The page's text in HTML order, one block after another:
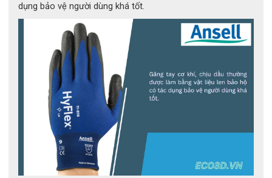
Ứng dụng
Bảo vệ bàn tay là điều cần thiết để làm việc an toàn hơn,
trong khi đảm bảo sự thoải mái là điều tối quan trọng
để hoàn thành tốt công việc. Với ý nghĩ này, găng tay
HyFlex 11-818 đã được thiết kế với lớp phủ FORTIX
thoáng khí, có khả năng chống mài mòn cấp độ 4 theo
EN 388. Chúng cũng mang lại cảm giác chắc chắn cho
làn da thứ hai để cải thiện sự linh hoạt và khéo léo, đảm
dụng bảo vệ người dùng khá tốt.